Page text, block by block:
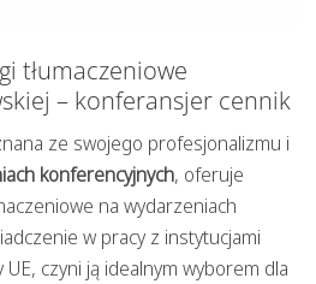
tłumaczeniowe
– konferansjer cennik
ze swojego profesjonalizmu i
konferencyjnych, oferuje
na wydarzeniach
w pracy z instytucjami
UE, czyni ją idealnym wyborem dla